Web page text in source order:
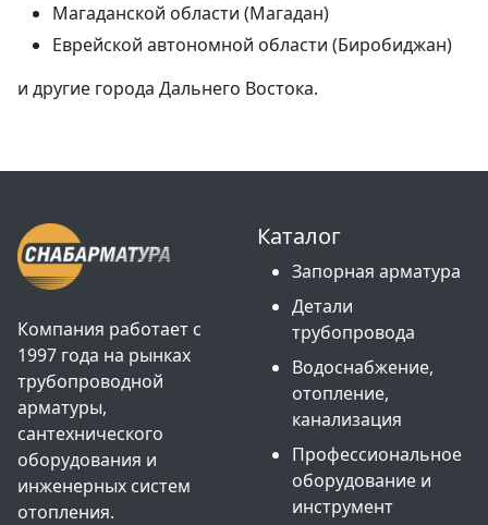
Магаданской области (Магадан)
Еврейской автономной области (Биробиджан)
и другие города Дальнего Востока.
Компания работает с
1997 года на рынках
трубопроводной
арматуры,
сантехнического
оборудования и
инженерных систем
отопления.
Каталог
Запорная арматура
Детали
трубопровода
Водоснабжение,
отопление,
канализация
Профессиональное
оборудование и
инструмент